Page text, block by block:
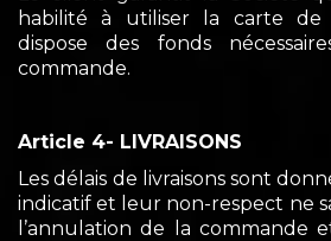
habilité à utiliser la carte de
dispose des fonds
commande.
Article 4- LIVRAISONS
Les délais de livraisons sont
indicatif et leur non-respect ne
l’annulation de la commande